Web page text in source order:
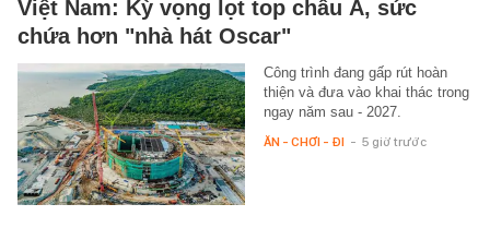
Việt Nam: Kỳ vọng lọt top châu Á, sức
chứa hơn "nhà hát Oscar"
Công trình đang gấp rút hoàn
thiện và đưa vào khai thác trong
ngay năm sau - 2027.
ĂN - CHƠI - ĐI - 5 giờ trước